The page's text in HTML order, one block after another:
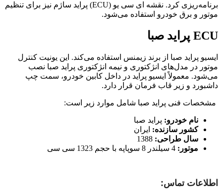
برنامه‌ریزی کرد.
نقشه ای سی یو (ECU) پراید ساژم نیز برای تنظیم
موتور و برق خودرو استفاده می‌شود.
ECU پراید صبا
ایسیو پراید صبا از برند زیمنس استفاده می‌کند. این یونیت کنترل
موتور در مدل‌های انژکتوری و نیمه انژکتوری پراید صبا نصب
می‌شود. معمولاً ایسیو پراید در داخل کابین خودرو، سمت چپ
داشبورد و زیر قاب فرمان قرار دارد.
مشخصات فنی پراید صبا شامل موارد زیر است:
نام خودرو: پراید صبا
کشور سازنده: ایران
سال طراحی:
موتور:
اطلاعات تماس: